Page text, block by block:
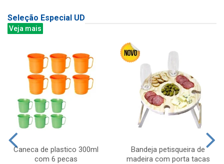
Seleção Especial UD
Veja mais
Caneca de plastico 300ml
com 6 pecas
Bandeja petisqueira de
madeira com porta tacas